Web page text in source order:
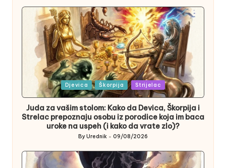
Posted
Djevica Škorpija Strijelac
Juda za vašim stolom: Kako da Devica, Škorpija i
Strelac prepoznaju osobu iz porodice koja im baca
uroke na uspeh (i kako da vrate zlo)?
Posted
by
ByUrednik 09/08/2026